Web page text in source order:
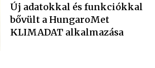
Új adatokkal és funkciókkal
bővült a HungaroMet
KLIMADAT alkalmazása